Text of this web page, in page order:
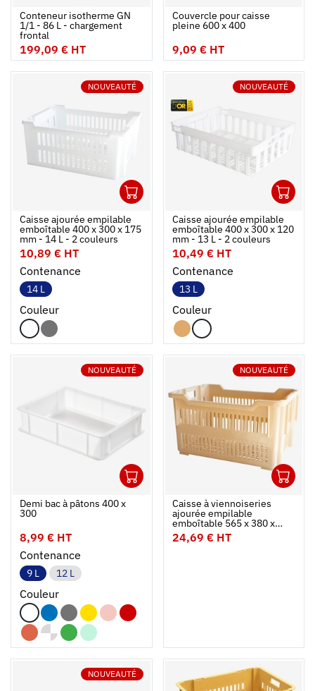
Conteneur isotherme GN
1/1 - 86 L - chargement
frontal
199,09 € HT
Couvercle pour caisse
pleine 600 x 400
9,09 € HT
NOUVEAUTÉ
Ouvrir
Ajouter au panier
Fermer
Caisse ajourée empilable
emboîtable 400 x 300 x 175
mm - 14 L - 2 couleurs
10,89 € HT
Contenance
14 L
Couleur
NOUVEAUTÉ
Ouvrir
Caisse ajourée empilable
emboîtable 400 x 300 x 120
mm - 13 L - 2 couleurs
10,49 € HT
Contenance
13 L
Couleur
NOUVEAUTÉ
Ajouter au panier
Fermer
Demi bac à pâtons 400 x
300
8,99 € HT
Contenance
9 L 12 L
Couleur
NOUVEAUTÉ
Caisse à viennoiseries
ajourée empilable
emboîtable 565 x 380 x
320 mm - 43 L - beige
24,69 € HT
NOUVEAUTÉ